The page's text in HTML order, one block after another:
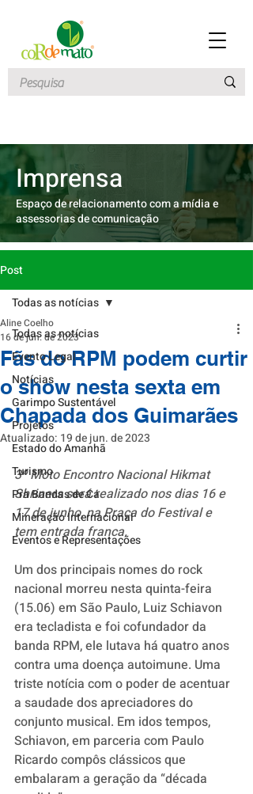
Imprensa
Espaço de relacionamento com a mídia e
assessorias de comunicação
Post
Todas as notícias
Evento Legal
Notícias
Garimpo Sustentável
Projetos
Estado do Amanhã
Turismo
Pra Bandas de Cá
Mineração Internacional
Eventos e Representações
Todas as notícias
Fãs do RPM podem curtir
o show nesta sexta em
Chapada dos Guimarães
Aline Coelho
16 de jun. de 2023
Atualizado: 19 de jun. de 2023
3º Moto Encontro Nacional Hikmat
Shriners será realizado nos dias 16 e
17 de junho, na Praça do Festival e
tem entrada franca.
Um dos principais nomes do rock
nacional morreu nesta quinta-feira
(15.06) em São Paulo, Luiz Schiavon
era tecladista e foi cofundador da
banda RPM, ele lutava há quatro anos
contra uma doença autoimune. Uma
triste notícia com o poder de acentuar
a saudade dos apreciadores do
conjunto musical. Em idos tempos,
Schiavon, em parceria com Paulo
Ricardo compôs clássicos que
embalaram a geração da “década